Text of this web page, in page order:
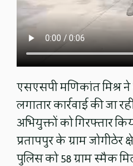
एसएसपी मणिकांत मिश्र
लगातार कार्रवाई की जा
अभियुक्तों को गिरफ्तार
प्रतापपुर के ग्राम
पुलिस को 58 ग्राम स्मैक